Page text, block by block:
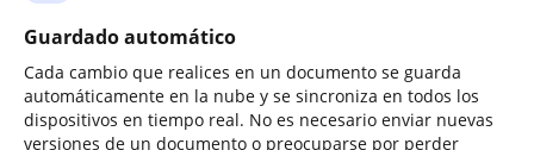
Guardado automático
Cada cambio que realices en un documento se guarda
automáticamente en la nube y se sincroniza en todos los
dispositivos en tiempo real. No es necesario enviar nuevas
versiones de un documento o preocuparse por perder